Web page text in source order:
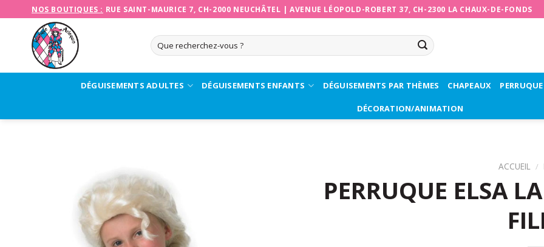
to
content
NOS BOUTIQUES : RUE SAINT-MAURICE 7, CH-2000 NEUCHÂTEL |AVENUE LÉOPOLD-ROBERT 37, CH-2300 LA CHAUX-DE-FONDS
Recherche
pour :
DÉGUISEMENTS ADULTES DÉGUISEMENTS ENFANTS DÉGUISEMENTS PAR THÈMES CHAPEAUX
DÉCORATION/ANIMATION
ACCUEIL /
PERRUQUE ELSA